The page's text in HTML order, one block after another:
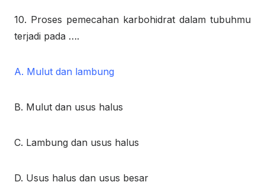
10. Proses pemecahan karbohidrat dalam tubuhmu
terjadi pada ….
A. Mulut dan lambung
B. Mulut dan usus halus
C. Lambung dan usus halus
D. Usus halus dan usus besar